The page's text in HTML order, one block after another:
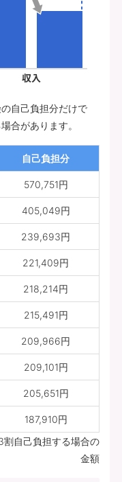
自己負担分だけで
合があります。
自己負担分
570,751円
405,049円
239,693円
221,409円
218,214円
215,491円
209,966円
209,101円
205,651円
187,910円
自己負担する場合の
金額